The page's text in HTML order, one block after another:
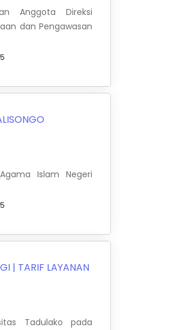
Anggota Direksi
dan Pengawasan
Islam Negeri
| TARIF LAYANAN
Tadulako pada